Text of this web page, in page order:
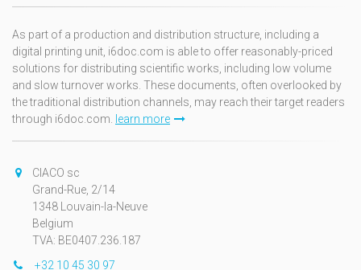
As part of a production and distribution structure, including a
digital printing unit, i6doc.com is able to offer reasonably-priced
solutions for distributing scientific works, including low volume
and slow turnover works. These documents, often overlooked by
the traditional distribution channels, may reach their target readers
through i6doc.com.
learn more
CIACO sc
Grand-Rue, 2/14
1348 Louvain-la-Neuve
Belgium
TVA: BE0407.236.187
+32 10 45 30 97